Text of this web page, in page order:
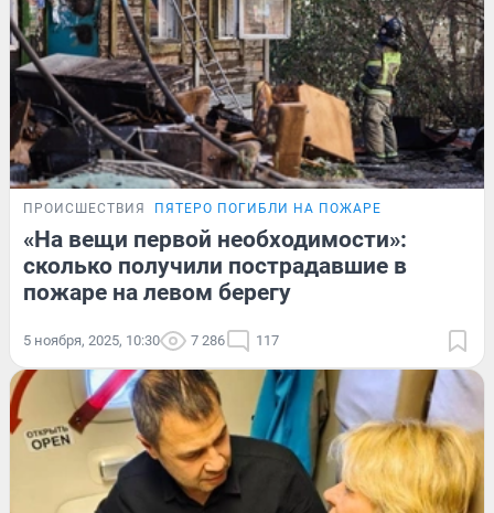
ПРОИСШЕСТВИЯ ПЯТЕРО ПОГИБЛИ НА ПОЖАРЕ
«На вещи первой необходимости»:
сколько получили пострадавшие в
пожаре на левом берегу
5 ноября, 2025, 10:30 7 286 117